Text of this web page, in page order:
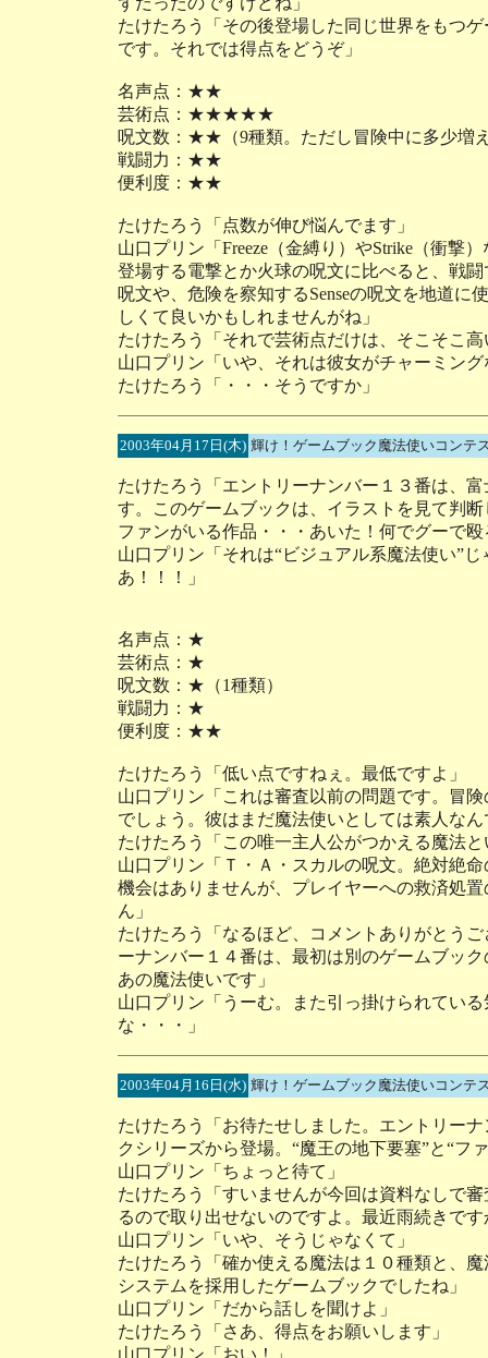
たけたろう「その後登場した同じ世界をもつ
です。それでは得点をどうぞ」
名声点：★★
芸術点：★★★★★
呪文数：★★（9種類。ただし冒険中に多少増
戦闘力：★★
便利度：★★
たけたろう「点数が伸び悩んでます」
山口プリン「Freeze（金縛り）やStrike（衝撃
登場する電撃とか火球の呪文に比べると、戦
呪文や、危険を察知するSenseの呪文を地道
しくて良いかもしれませんがね」
たけたろう「それで芸術点だけは、そこそこ
山口プリン「いや、それは彼女がチャーミン
たけたろう「・・・そうですか」
2003年04月17日(木) 輝け！ゲームブック魔法使いコンテ
たけたろう「エントリーナンバー１３番は、
す。このゲームブックは、イラストを見て判
ファンがいる作品・・・あいた！何でグーで
山口プリン「それは“ビジュアル系魔法使い”
あ！！！」
名声点：★
芸術点：★
呪文数：★（1種類）
戦闘力：★
便利度：★★
たけたろう「低い点ですねぇ。最低ですよ」
山口プリン「これは審査以前の問題です。冒
でしょう。彼はまだ魔法使いとしては素人なん
たけたろう「この唯一主人公がつかえる魔法
山口プリン「Ｔ・Ａ・スカルの呪文。絶対絶
機会はありませんが、プレイヤーへの救済処
ん」
たけたろう「なるほど、コメントありがとう
ーナンバー１４番は、最初は別のゲームブッ
あの魔法使いです」
山口プリン「うーむ。また引っ掛けられてい
な・・・」
2003年04月16日(水) 輝け！ゲームブック魔法使いコンテ
たけたろう「お待たせしました。エントリー
クシリーズから登場。“魔王の地下要塞”と“フ
山口プリン「ちょっと待て」
たけたろう「すいませんが今回は資料なしで
るので取り出せないのですよ。最近雨続きで
山口プリン「いや、そうじゃなくて」
たけたろう「確か使える魔法は１０種類と、
システムを採用したゲームブックでしたね」
山口プリン「だから話しを聞けよ」
たけたろう「さあ、得点をお願いします」
山口プリン「おい！」